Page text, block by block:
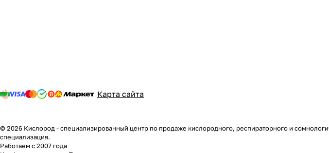
Карта сайта
© 2026 Кислород - специализированный центр по продаже кислородного, респираторного и
специализация.
Работаем с 2007 года